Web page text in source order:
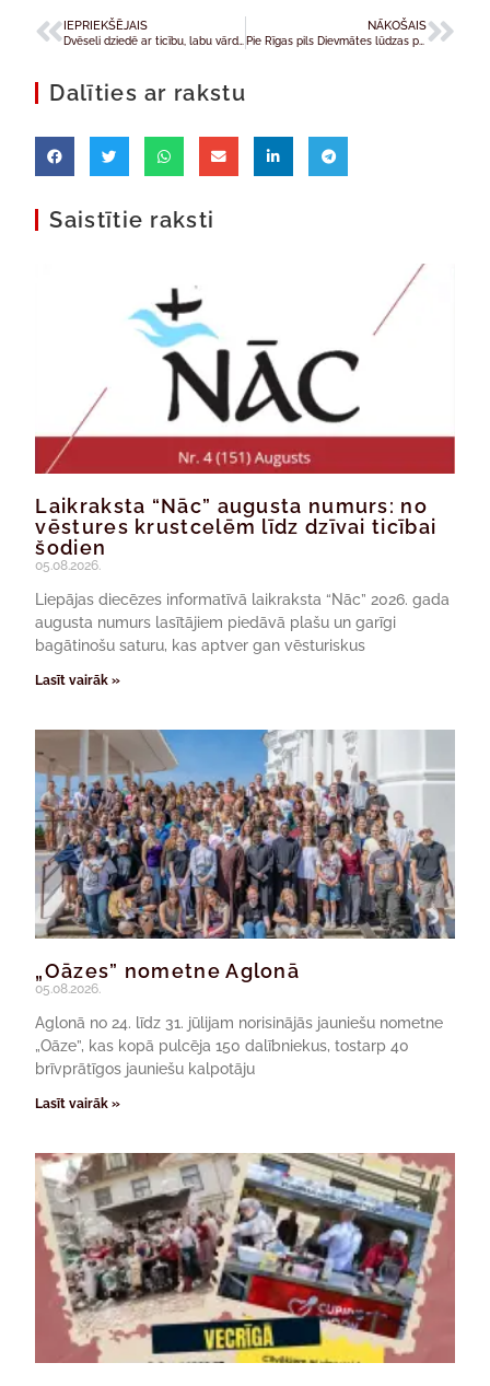
IEPRIEKŠĒJAIS NĀKOŠAIS
Pie Rīgas pils Dievmātes lūdzas par mūsu valsti un mieru pasaulē
Dalīties ar rakstu
Saistītie raksti
Laikraksta “Nāc” augusta numurs: no
vēstures krustcelēm līdz dzīvai ticībai
šodien
05.08.2026.
Liepājas diecēzes informatīvā laikraksta “Nāc” 2026. gada
augusta numurs lasītājiem piedāvā plašu un garīgi
bagātinošu saturu, kas aptver gan vēsturiskus
Lasīt vairāk »
„Oāzes” nometne Aglonā
05.08.2026.
Aglonā no 24. līdz 31. jūlijam norisinājās jauniešu nometne
„Oāze”, kas kopā pulcēja 150 dalībniekus, tostarp 40
brīvprātīgos jauniešu kalpotāju
Lasīt vairāk »